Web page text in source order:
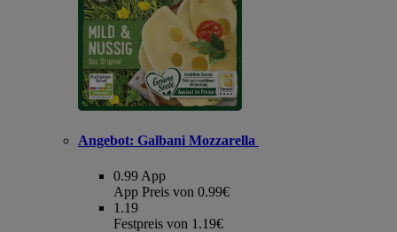
Angebot: Galbani Mozzarella
0.99 App
App Preis von 0.99€
1.19
Festpreis von 1.19€